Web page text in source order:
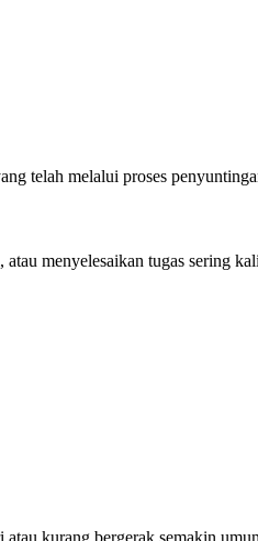
telah melalui proses
menyelesaikan tugas sering
kurang bergerak semakin